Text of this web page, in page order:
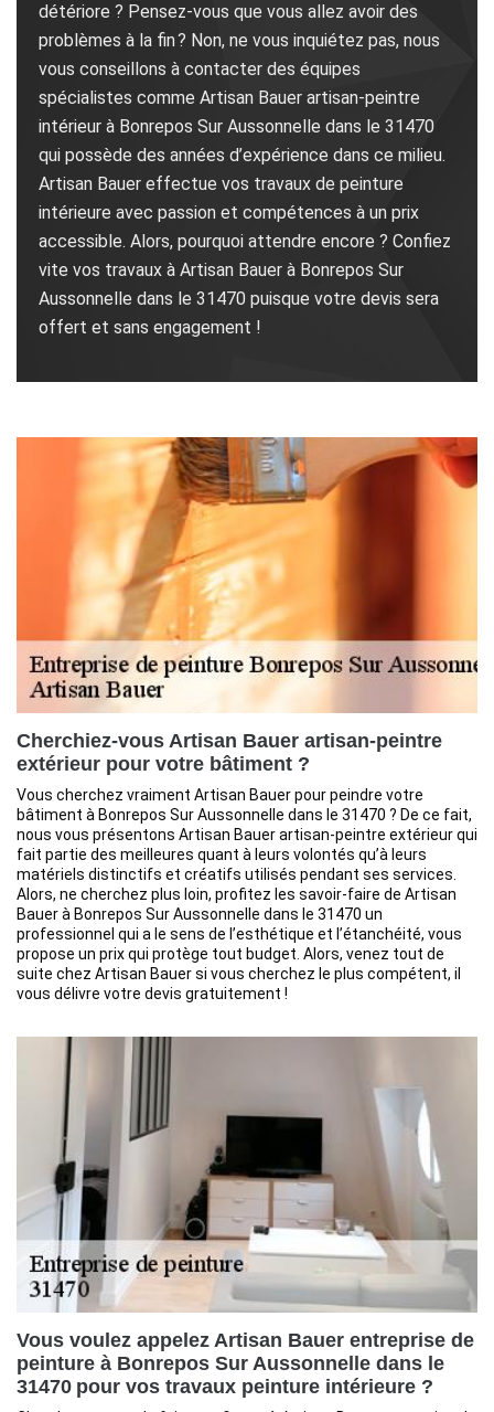
détériore ? Pensez-vous que vous allez avoir des
problèmes à la fin ? Non, ne vous inquiétez pas, nous
vous conseillons à contacter des équipes
spécialistes comme Artisan Bauer artisan-peintre
intérieur à Bonrepos Sur Aussonnelle dans le 31470
qui possède des années d’expérience dans ce milieu.
Artisan Bauer effectue vos travaux de peinture
intérieure avec passion et compétences à un prix
accessible. Alors, pourquoi attendre encore ? Confiez
vite vos travaux à Artisan Bauer à Bonrepos Sur
Aussonnelle dans le 31470 puisque votre devis sera
offert et sans engagement !
Cherchiez-vous Artisan Bauer artisan-peintre
extérieur pour votre bâtiment ?
Vous cherchez vraiment Artisan Bauer pour peindre votre
bâtiment à Bonrepos Sur Aussonnelle dans le 31470 ? De ce fait,
nous vous présentons Artisan Bauer artisan-peintre extérieur qui
fait partie des meilleures quant à leurs volontés qu’à leurs
matériels distinctifs et créatifs utilisés pendant ses services.
Alors, ne cherchez plus loin, profitez les savoir-faire de Artisan
Bauer à Bonrepos Sur Aussonnelle dans le 31470 un
professionnel qui a le sens de l’esthétique et l’étanchéité, vous
propose un prix qui protège tout budget. Alors, venez tout de
suite chez Artisan Bauer si vous cherchez le plus compétent, il
vous délivre votre devis gratuitement !
Vous voulez appelez Artisan Bauer entreprise de
peinture à Bonrepos Sur Aussonnelle dans le
31470 pour vos travaux peinture intérieure ?